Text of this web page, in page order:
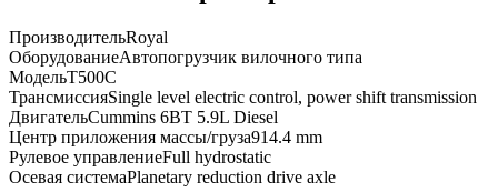
ПроизводительRoyal
ОборудованиеАвтопогрузчик вилочного типа
МодельT500C
ТрансмиссияSingle level electric control, power shift transmission
ДвигательCummins 6BT 5.9L Diesel
Центр приложения массы/груза914.4 mm
Рулевое управлениеFull hydrostatic
Осевая системаPlanetary reduction drive axle